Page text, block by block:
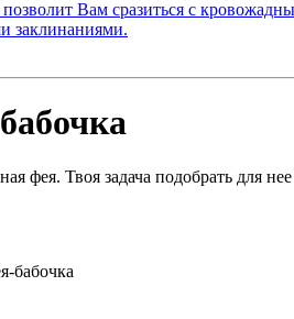
фея. Твоя задача подобрать для
бабочка